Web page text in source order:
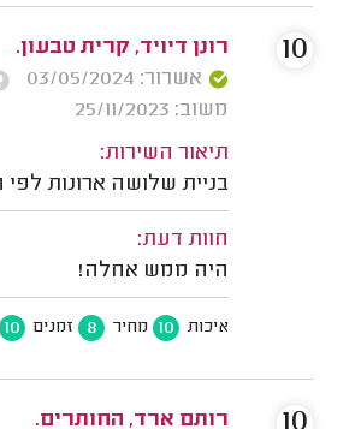
רונן דיויד, קרית טבעון.
אשרור: 03/05/2024
משוב: 25/11/2023
תיאור השירות:
בניית שלושה ארונות לפי
חוות דעת:
היה ממש אחלה!
איכות 10 מחיר 8 זמנים 10
10
רותם ארד, החותרים.